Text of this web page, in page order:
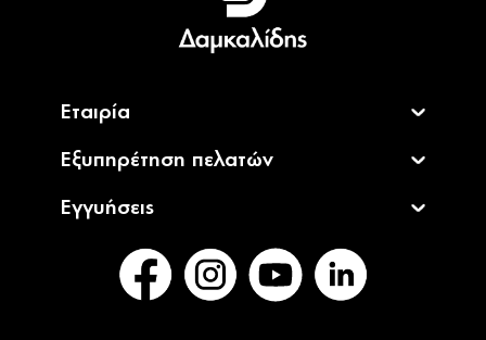
English
Εταιρία
Εξυπηρέτηση πελατών
Εγγυήσεις